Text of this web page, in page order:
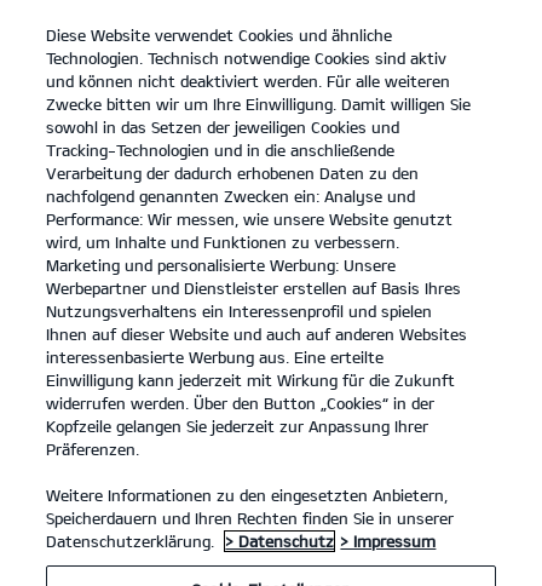
open
menu
KONTAKT
ANGEBOTSANFRAGE
Modelle
Business
Angebote
Elektromobilität
Diese Website verwendet Cookies und ähnliche
Technologien. Technisch notwendige Cookies sind aktiv
und können nicht deaktiviert werden. Für alle weiteren
Zwecke bitten wir um Ihre Einwilligung. Damit willigen Sie
sowohl in das Setzen der jeweiligen Cookies und
Tracking-Technologien und in die anschließende
Verarbeitung der dadurch erhobenen Daten zu den
nachfolgend genannten Zwecken ein: Analyse und
Performance: Wir messen, wie unsere Website genutzt
wird, um Inhalte und Funktionen zu verbessern.
Marketing und personalisierte Werbung: Unsere
Werbepartner und Dienstleister erstellen auf Basis Ihres
Nutzungsverhaltens ein Interessenprofil und spielen
Ihnen auf dieser Website und auch auf anderen Websites
interessenbasierte Werbung aus. Eine erteilte
Einwilligung kann jederzeit mit Wirkung für die Zukunft
widerrufen werden. Über den Button „Cookies“ in der
Kopfzeile gelangen Sie jederzeit zur Anpassung Ihrer
Präferenzen.
Weitere Informationen zu den eingesetzten Anbietern,
Speicherdauern und Ihren Rechten finden Sie in unserer
Datenschutzerklärung.
> Datenschutz > Impressum